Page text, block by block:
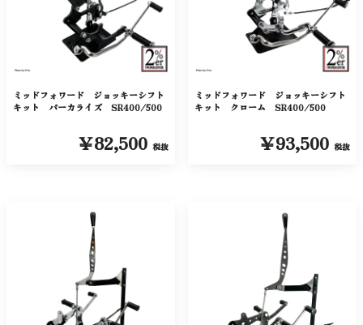
ミッドフォワード ジョッキーシフト
キット パーカライズ SR400/500
￥82,500 税抜
ミッドフォワード ジョッキーシフト
キット クローム SR400/500
￥93,500 税抜